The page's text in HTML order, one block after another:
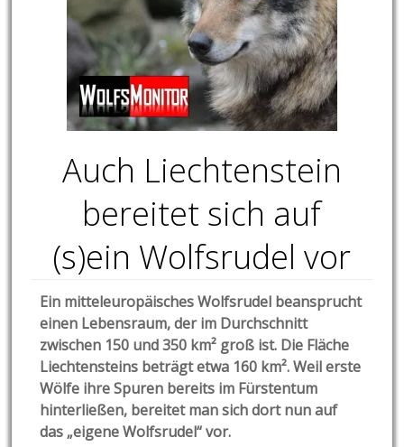
Auch Liechtenstein
bereitet sich auf
(s)ein Wolfsrudel vor
Ein mitteleuropäisches Wolfsrudel beansprucht
einen Lebensraum, der im Durchschnitt
zwischen 150 und 350 km² groß ist. Die Fläche
Liechtensteins beträgt etwa 160 km². Weil erste
Wölfe ihre Spuren bereits im Fürstentum
hinterließen, bereitet man sich dort nun auf
das „eigene Wolfsrudel“ vor.